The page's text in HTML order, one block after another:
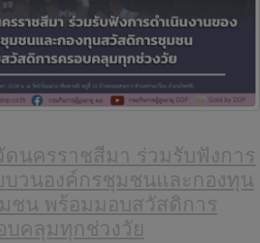
นครราชสีมา ร่วมรับฟังการ
บวนองค์กรชุมชนและกองทุน
ชน พร้อมมอบสวัสดิการ
บคลุมทุกช่วงวัย